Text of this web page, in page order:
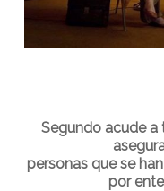
Segundo acude a
personas que se
por